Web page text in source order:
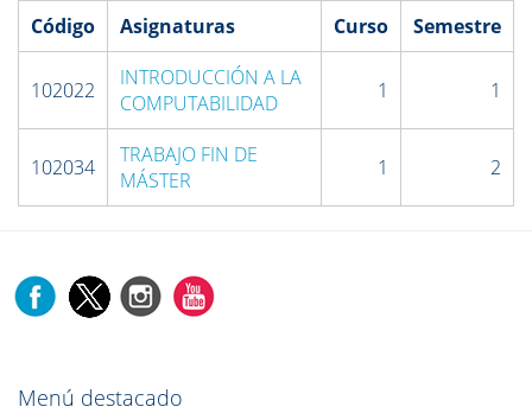
Código Asignaturas Curso Semestre
102022
INTRODUCCIÓN A LA
COMPUTABILIDAD
1 1
102034
TRABAJO FIN DE
MÁSTER
1 2
Menú destacado